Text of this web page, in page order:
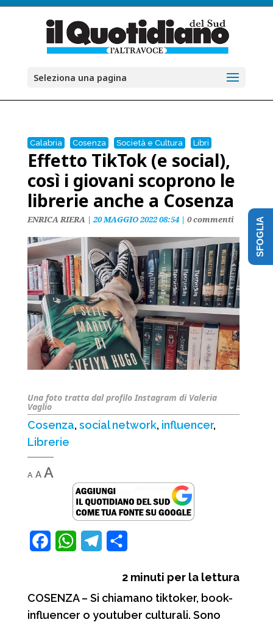
Seleziona una pagina
Calabria Cosenza Società e Cultura Libri
Effetto TikTok (e social),
così i giovani scoprono le
librerie anche a Cosenza
ENRICA RIERA| 20 MAGGIO 2022 08:54| 0 commenti
Una foto tratta dal profilo Instagram di Valeria
Vaglio
Cosenza, social network, influencer,
Librerie
A
Decrease
font
A
Reset
font
AIncrease
font
size.
e
W
t
e
n
d
2 minuti per la lettura
COSENZA – Si chiamano tiktoker, book-
influencer o youtuber culturali. Sono
SFOGLIA